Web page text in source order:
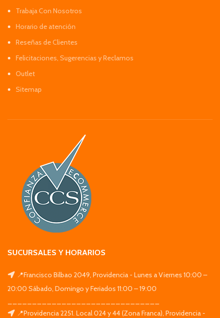
Trabaja Con Nosotros
Horario de atención
Reseñas de Clientes
Felicitaciones, Sugerencias y Reclamos
Outlet
Sitemap
SUCURSALES Y HORARIOS
📍Francisco Bilbao 2049, Providencia - Lunes a Viernes 10:00 –
20:00 Sábado, Domingo y Feriados 11:00 – 19:00
📍Providencia 2251. Local 024 y 44 (Zona Franca), Providencia -